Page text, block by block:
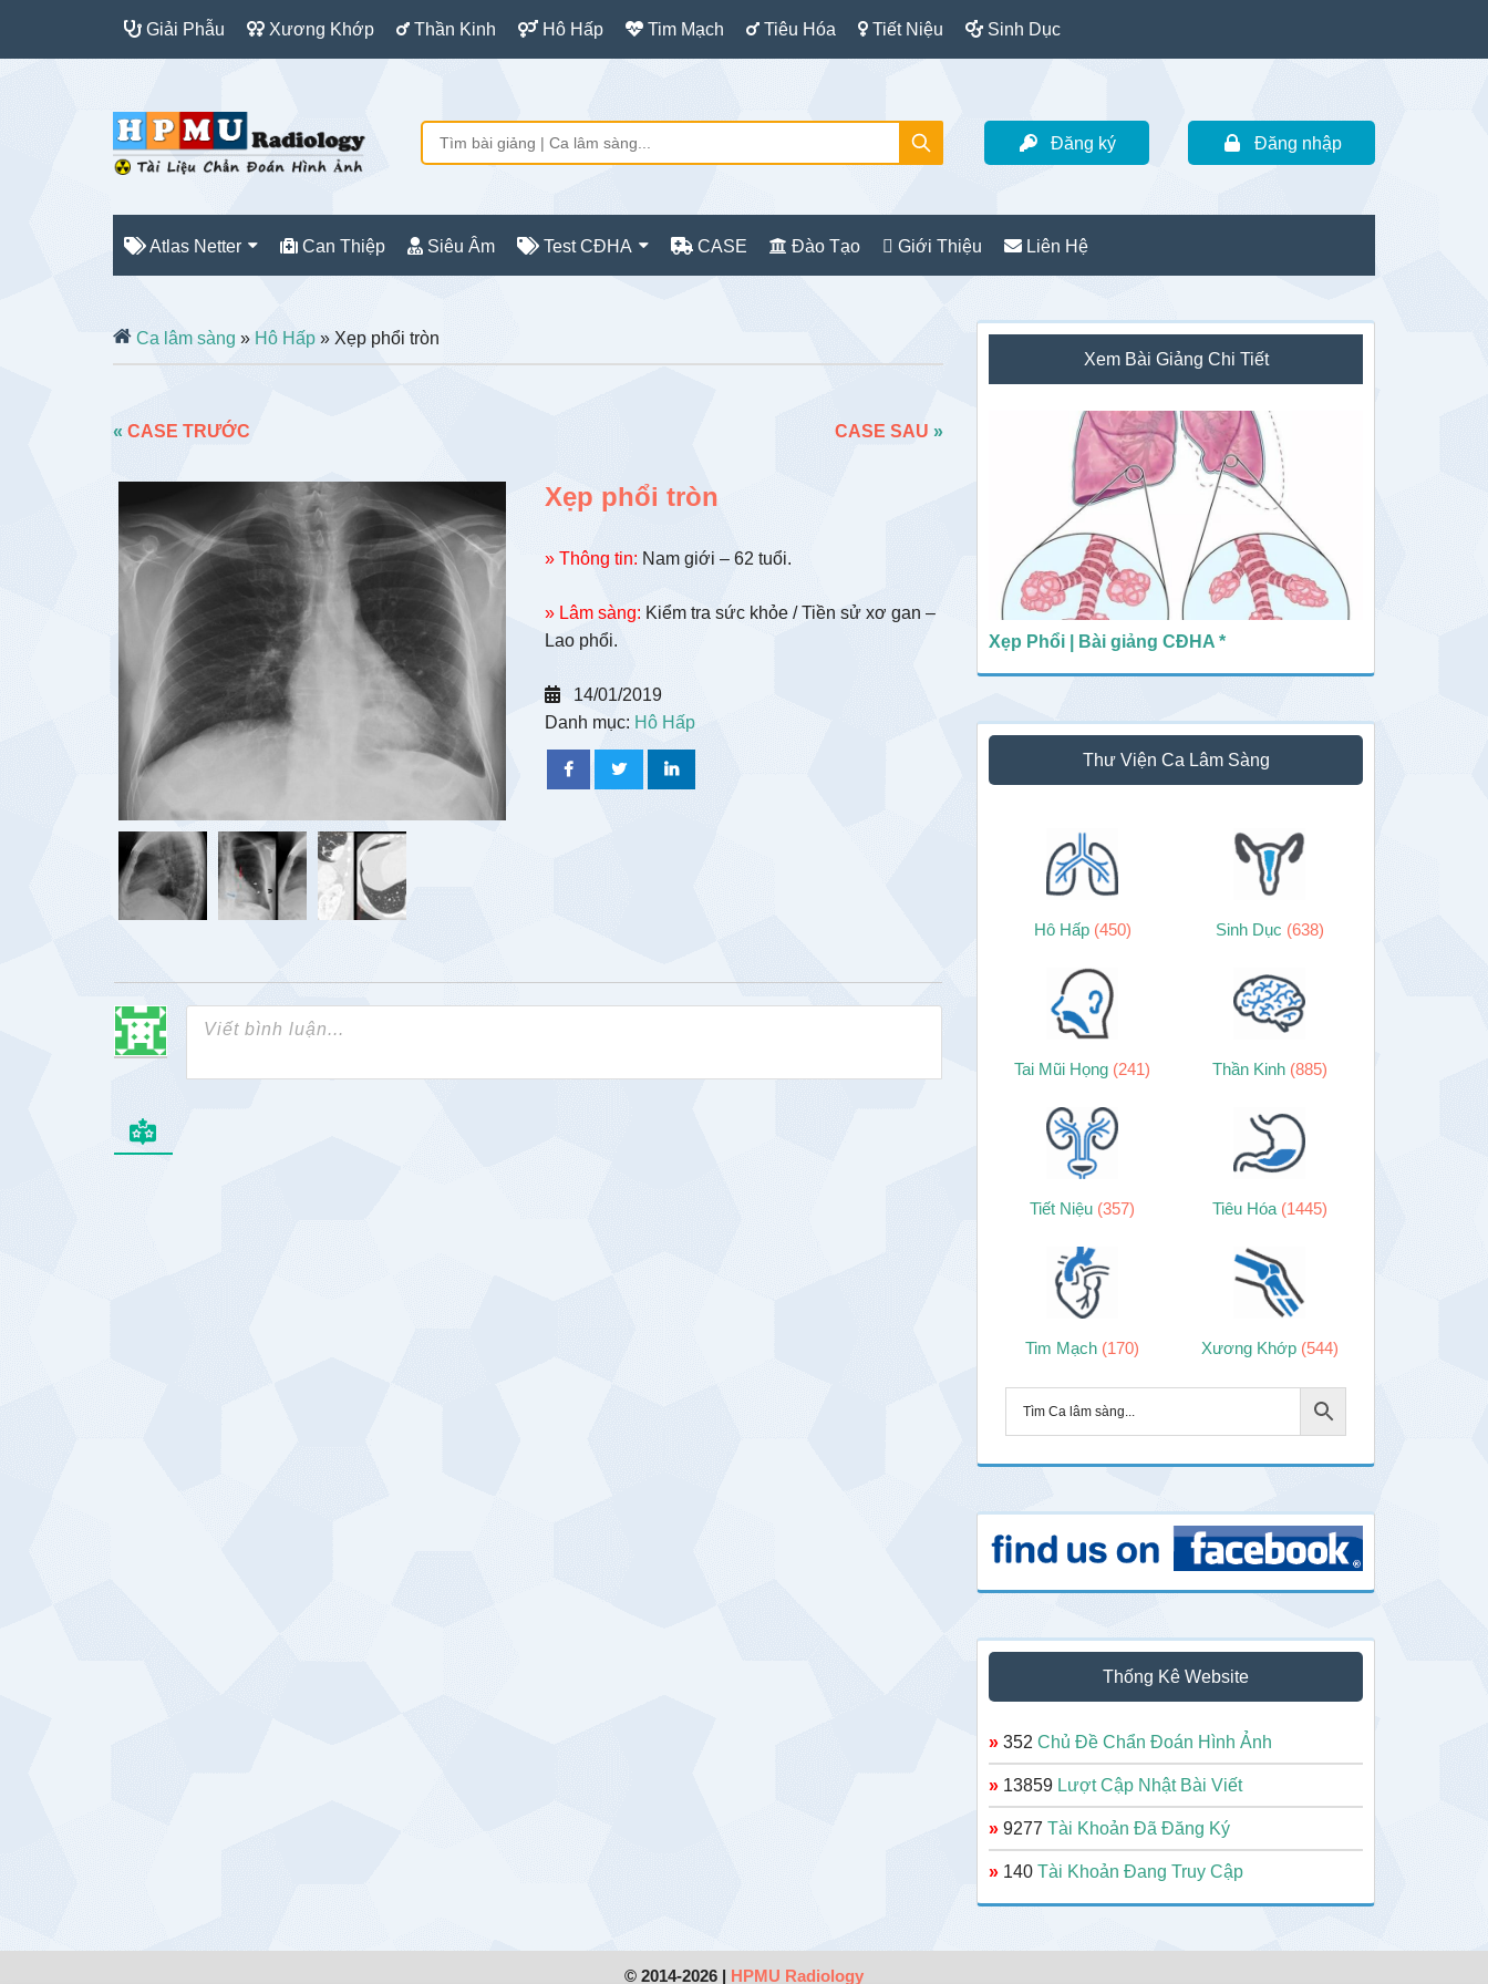
Giải Phẫu Xương Khớp Thần Kinh Hô Hấp Tim Mạch Tiêu Hóa Tiết Niệu Sinh Dục
Đăng ký Đăng nhập
Atlas Netter Can Thiệp Siêu Âm Test CĐHA CASE Đào Tạo Giới Thiệu Liên Hệ
Ca lâm sàng » Hô Hấp » Xẹp phổi tròn
« CASE TRƯỚC CASE SAU »
Xẹp phổi tròn
» Thông tin: Nam giới – 62 tuổi.
» Lâm sàng: Kiểm tra sức khỏe / Tiền sử xơ gan –
Lao phổi.
14/01/2019
Danh mục: Hô Hấp
Sidebar
chính
Xem Bài Giảng Chi Tiết
Xẹp Phổi | Bài giảng CĐHA *
Thư Viện Ca Lâm Sàng
Hô Hấp (450) Sinh Dục (638)
Tai Mũi Họng (241) Thần Kinh (885)
Tiết Niệu (357) Tiêu Hóa (1445)
Tim Mạch (170) Xương Khớp (544)
Thống Kê Website
» 352 Chủ Đề Chẩn Đoán Hình Ảnh
» 13859 Lượt Cập Nhật Bài Viết
» 9277 Tài Khoản Đã Đăng Ký
» 140 Tài Khoản Đang Truy Cập
© 2014-2026 | HPMU Radiology